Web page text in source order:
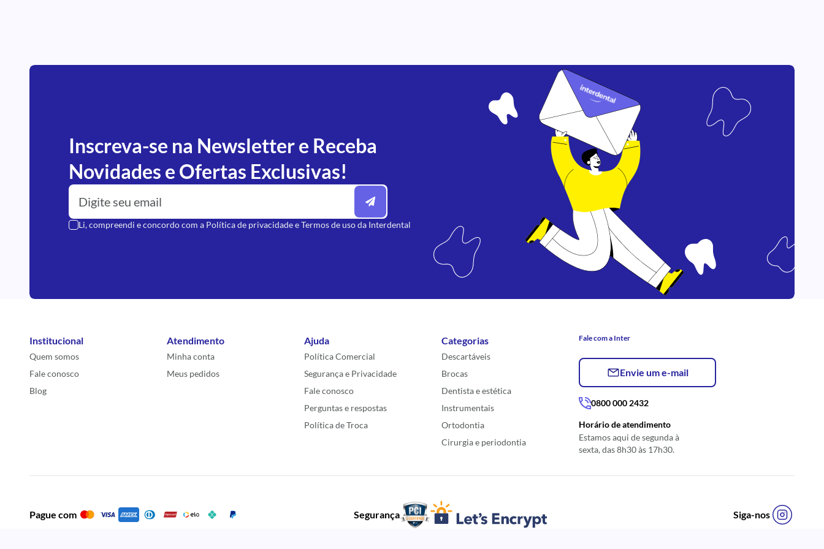
Inscreva-se na Newsletter e Receba
Novidades e Ofertas Exclusivas!
Li, compreendi e concordo com a Política de privacidadeeTermos de usoda Interdental
Institucional
Quem somos
Fale conosco
Blog
Atendimento
Minha conta
Meus pedidos
Ajuda
Política Comercial
Segurança e Privacidade
Fale conosco
Perguntas e respostas
Política de Troca
Categorias
Descartáveis
Brocas
Dentista e estética
Instrumentais
Ortodontia
Cirurgia e periodontia
Fale com a Inter
Envie um e-mail
0800 000 2432
Horário de atendimento
Estamos aqui de segunda à
sexta, das 8h30 às 17h30.
Pague com Segurança Siga-nos